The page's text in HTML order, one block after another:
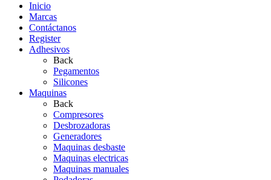
Inicio
Marcas
Contáctanos
Register
Adhesivos
Back
Pegamentos
Silicones
Maquinas
Back
Compresores
Desbrozadoras
Generadores
Maquinas desbaste
Maquinas electricas
Maquinas manuales